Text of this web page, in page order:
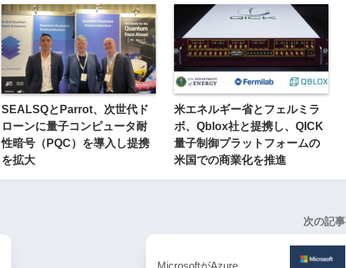
SEALSQとParrot、次世代ド
ローンに量子コンピュータ耐
性暗号（PQC）を導入し提携
を拡大
米エネルギー省とフェルミラ
ボ、Qblox社と提携し、QICK
量子制御プラットフォームの
米国での商業化を推進
次の記事
MicrosoftがAzure